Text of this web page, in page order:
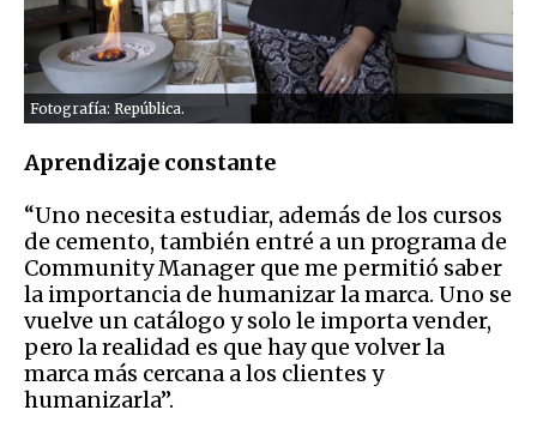
Fotografía: República.
Aprendizaje constante
“Uno necesita estudiar, además de los cursos
de cemento, también entré a un programa de
Community Manager que me permitió saber
la importancia de humanizar la marca. Uno se
vuelve un catálogo y solo le importa vender,
pero la realidad es que hay que volver la
marca más cercana a los clientes y
humanizarla”.